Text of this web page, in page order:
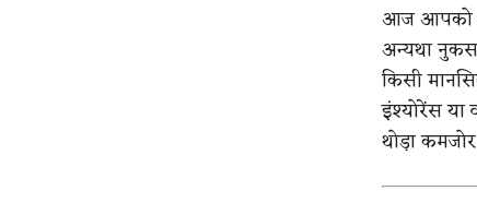
आज आपको
अन्यथा
किसी
इंश्योरेंस या
थोड़ा